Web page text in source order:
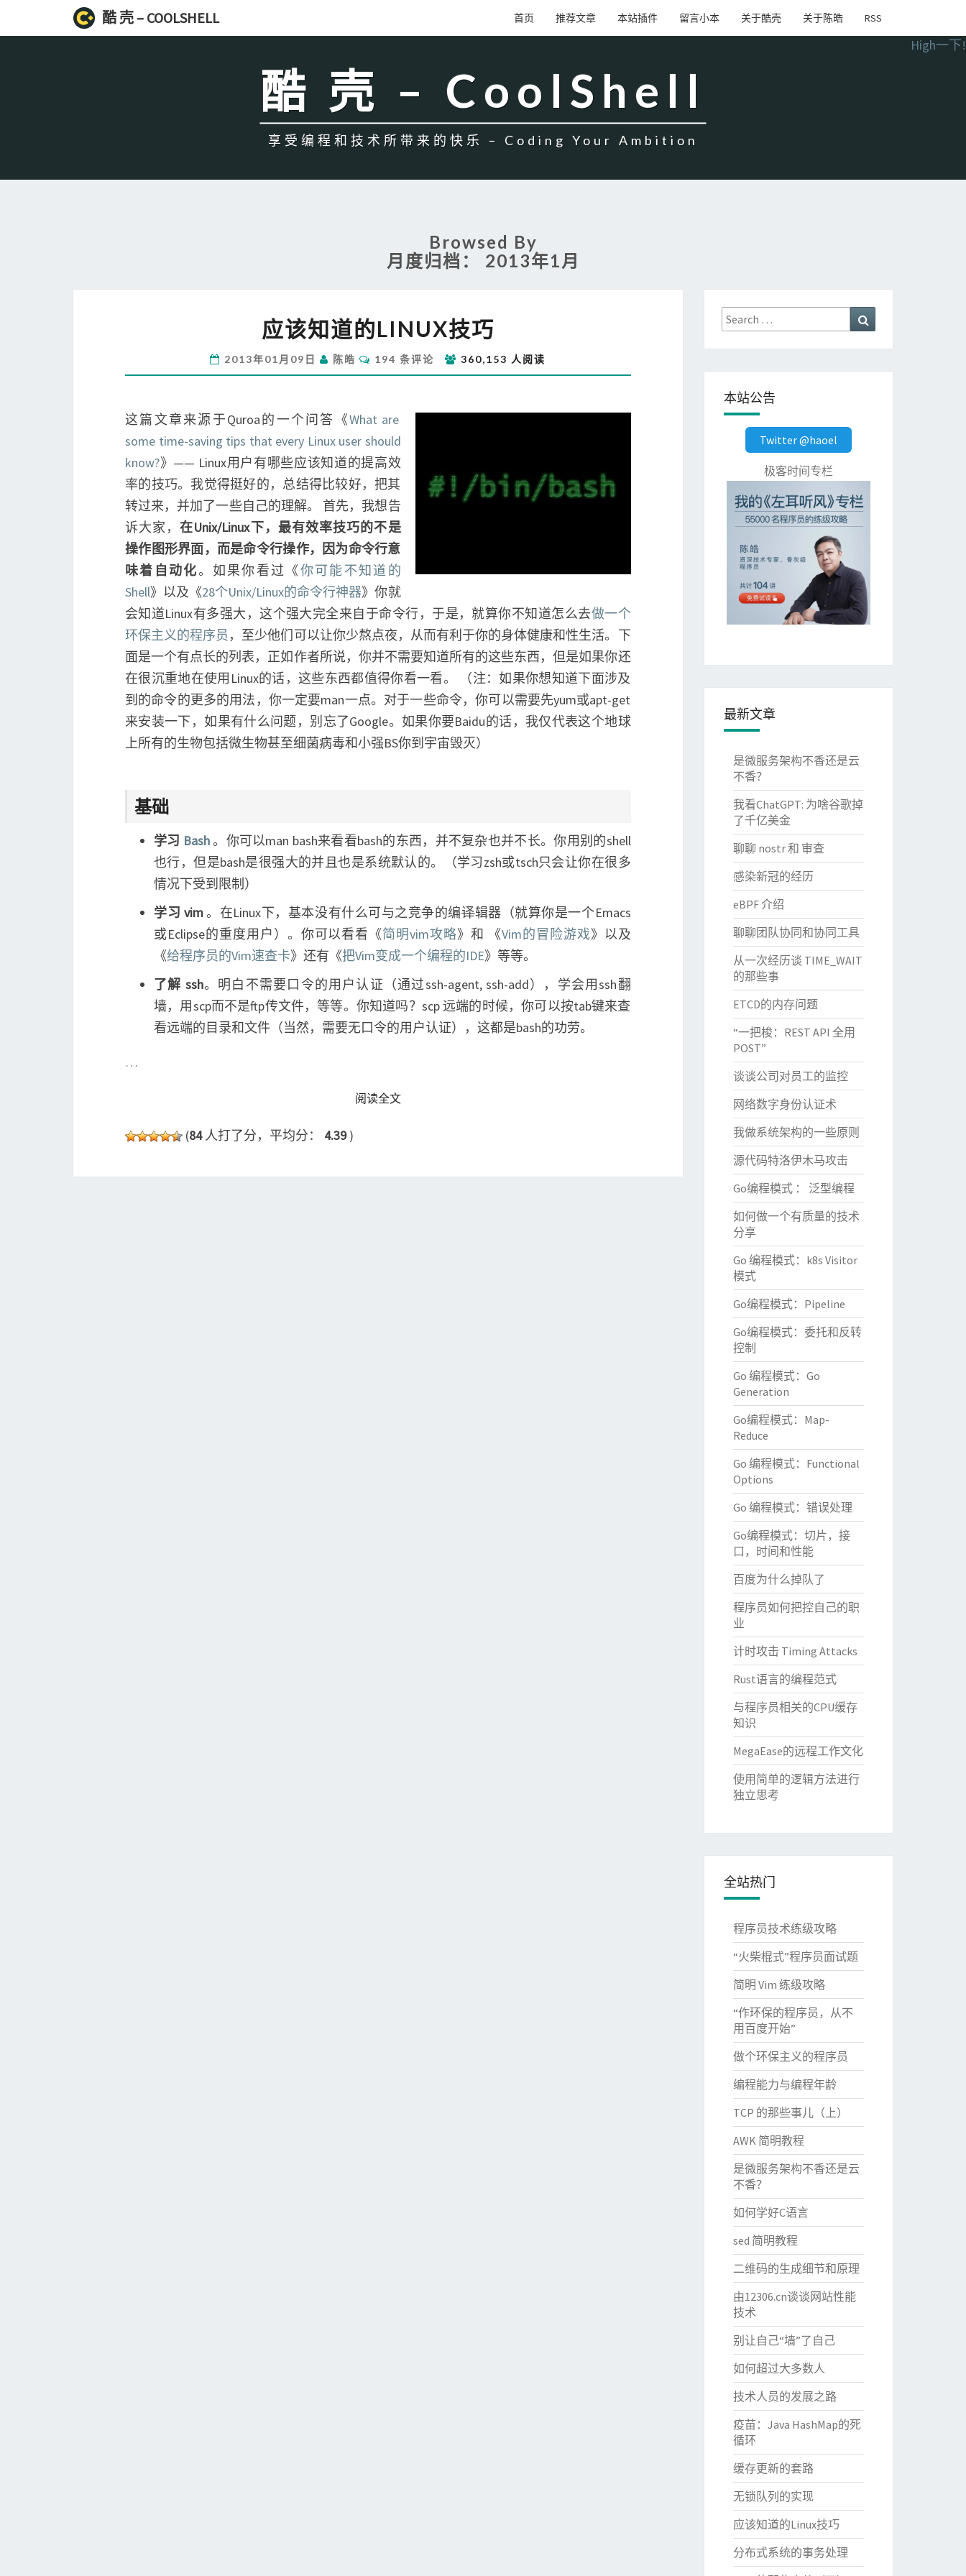
酷 壳 – COOLSHELL 首页 推荐文章 本站插件 留言小本 关于酷壳 关于陈皓 RSS
High一下!
酷 壳 – CoolShell
享受编程和技术所带来的快乐 – Coding Your Ambition
Browsed By
月度归档： 2013年1月
道
技
巧
应该知道的LINUX技巧
2013年01月09日 陈皓
评
论
194 条评论 360,153 人阅读
这篇文章来源于Quroa的一个问答《What are
some time-saving tips that every Linux user should
know?》—— Linux用户有哪些应该知道的提高效
率的技巧。我觉得挺好的，总结得比较好，把其
转过来，并加了一些自己的理解。 首先，我想告
诉大家，在Unix/Linux下，最有效率技巧的不是
操作图形界面，而是命令行操作，因为命令行意
味着自动化。如果你看过《你可能不知道的
Shell》以及《28个Unix/Linux的命令行神器》你就
会知道Linux有多强大，这个强大完全来自于命令行，于是，就算你不知道怎么去做一个
环保主义的程序员 ，至少他们可以让你少熬点夜，从而有利于你的身体健康和性生活。下
面是一个有点长的列表，正如作者所说，你并不需要知道所有的这些东西，但是如果你还
在很沉重地在使用Linux的话，这些东西都值得你看一看。 （注：如果你想知道下面涉及
到的命令的更多的用法，你一定要man一点。对于一些命令，你可以需要先yum或apt-get
来安装一下，如果有什么问题，别忘了Google。如果你要Baidu的话，我仅代表这个地球
上所有的生物包括微生物甚至细菌病毒和小强BS你到宇宙毁灭）
基础
学习 Bash。你可以man bash来看看bash的东西，并不复杂也并不长。你用别的shell
也行，但是bash是很强大的并且也是系统默认的。（学习zsh或tsch只会让你在很多
情况下受到限制）
学习 vim。在Linux下，基本没有什么可与之竞争的编译辑器（就算你是一个Emacs
或Eclipse的重度用户）。你可以看看《简明vim攻略》和 《Vim的冒险游戏》以及
《给程序员的Vim速查卡》还有《把Vim变成一个编程的IDE》等等。
了解 ssh。明白不需要口令的用户认证（通过ssh-agent, ssh-add），学会用ssh翻
墙，用scp而不是ftp传文件，等等。你知道吗？scp 远端的时候，你可以按tab键来查
看远端的目录和文件（当然，需要无口令的用户认证），这都是bash的功劳。
…
阅读全文READ MORE
(84人打了分，平均分： 4.39)
Search
for:
本站公告
Twitter @haoel
极客时间专栏
最新文章
是微服务架构不香还是云
不香？
我看ChatGPT: 为啥谷歌掉
了千亿美金
聊聊 nostr 和 审查
感染新冠的经历
eBPF 介绍
聊聊团队协同和协同工具
从一次经历谈 TIME_WAIT
的那些事
ETCD的内存问题
“一把梭：REST API 全用
POST”
谈谈公司对员工的监控
网络数字身份认证术
我做系统架构的一些原则
源代码特洛伊木马攻击
Go编程模式 ： 泛型编程
如何做一个有质量的技术
分享
Go 编程模式：k8s Visitor
模式
Go编程模式：Pipeline
Go编程模式：委托和反转
控制
Go 编程模式：Go
Generation
Go编程模式：Map-
Reduce
Go 编程模式：Functional
Options
Go 编程模式：错误处理
Go编程模式：切片，接
口，时间和性能
百度为什么掉队了
程序员如何把控自己的职
业
计时攻击 Timing Attacks
Rust语言的编程范式
与程序员相关的CPU缓存
知识
MegaEase的远程工作文化
使用简单的逻辑方法进行
独立思考
全站热门
程序员技术练级攻略
“火柴棍式”程序员面试题
简明 Vim 练级攻略
“作环保的程序员，从不
用百度开始”
做个环保主义的程序员
编程能力与编程年龄
TCP 的那些事儿（上）
AWK 简明教程
是微服务架构不香还是云
不香？
如何学好C语言
sed 简明教程
二维码的生成细节和原理
由12306.cn谈谈网站性能
技术
别让自己“墙”了自己
如何超过大多数人
技术人员的发展之路
疫苗：Java HashMap的死
循环
缓存更新的套路
无锁队列的实现
应该知道的Linux技巧
分布式系统的事务处理